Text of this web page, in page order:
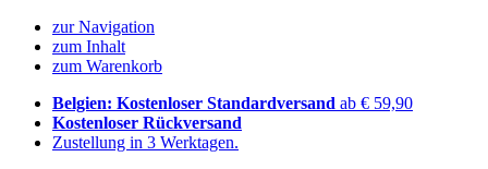
zur Navigation
zum Inhalt
zum Warenkorb
Belgien: Kostenloser Standardversand ab € 59,90
Kostenloser Rückversand
Zustellung in 3 Werktagen.